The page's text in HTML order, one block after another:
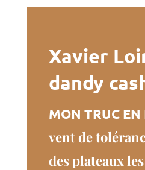
Xavier
dandy
MON TRUC EN
vent de
des plateaux